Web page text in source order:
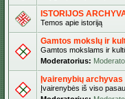
ISTORIJOS
Temos apie istoriją
Gamtos mokslų ir
Gamtos mokslams ir
Moderatorius:
Įvairenybių archyvas
Įvairenybės iš viso